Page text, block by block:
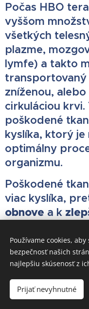
Počas HBO
vyššom
všetkých
plazme,
lymfe) a takto
transportovaný
zníženou,
cirkuláciou
poškodené
kyslíka, ktorý
optimálny
organizmu.
Poškodené
viac kyslíka,
obnove a k
Výsledkom
celkového
Je to
bezbolestný
Používame cookies,
bezpečnosť našich
najlepšiu skúsenosť z
Prijať nevyhnutné